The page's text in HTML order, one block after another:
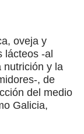
oveja y
lácteos -al
nutrición y la
, de
del medio
Galicia,